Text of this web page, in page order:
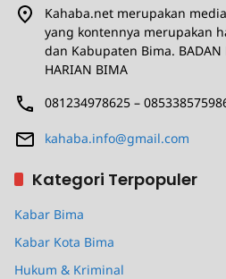
Kahaba.net merupakan
yang kontennya merupakan
dan Kabupaten Bima. BADAN
HARIAN BIMA
081234978625 –
kahaba.info@gmail.com
Kategori Terpopuler
Kabar Bima
Kabar Kota Bima
Hukum & Kriminal